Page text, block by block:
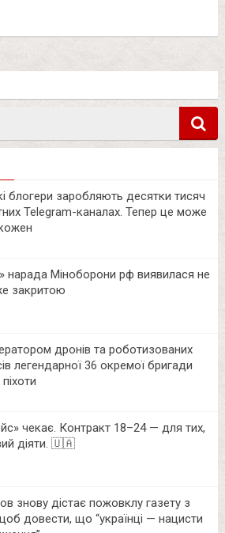
блогери заробляють десятки тисяч
Telegram-каналах. Тепер це може
нарада Міноборони рф виявилася не
закритою
дронів та роботизованих
легендарної 36 окремої бригади
чекає. Контракт 18–24 — для тих,
діяти. 🇺🇦
знову дістає пожовклу газету з
довести, що “українці — нацисти